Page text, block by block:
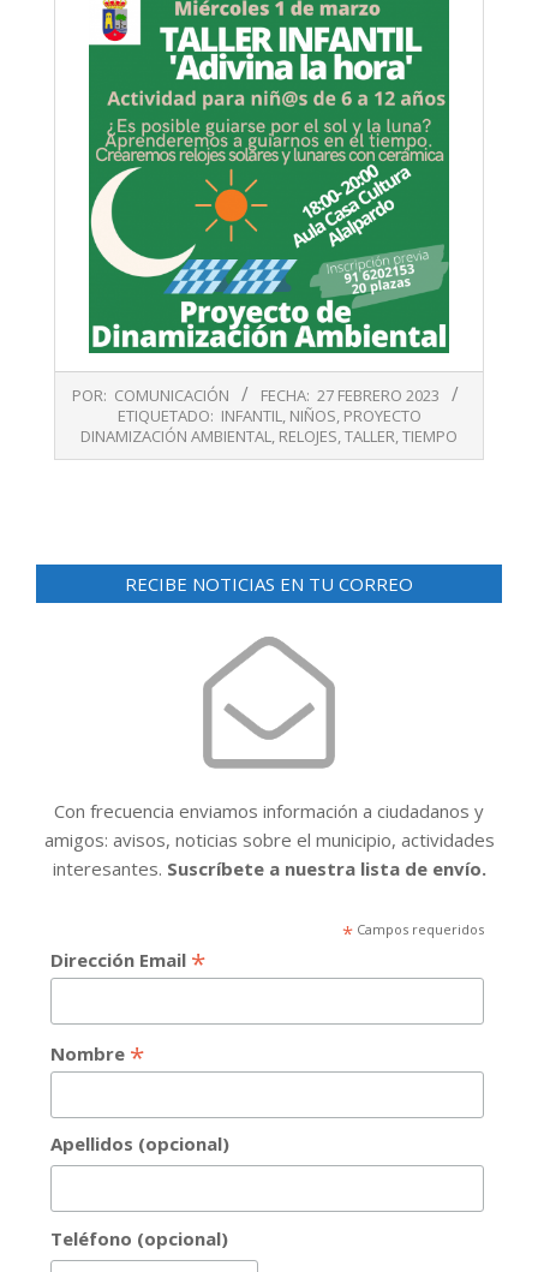
02-
POR: COMUNICACIÓN FECHA: 27 FEBRERO 2023
ETIQUETADO: INFANTIL, NIÑOS, PROYECTO
DINAMIZACIÓN AMBIENTAL, RELOJES,TALLER,TIEMPO
RECIBE NOTICIAS EN TU CORREO
Con frecuencia enviamos información a ciudadanos y
amigos: avisos, noticias sobre el municipio, actividades
interesantes. Suscríbete a nuestra lista de envío.
*Campos requeridos
Dirección Email *
Nombre *
Apellidos (opcional)
Teléfono (opcional)